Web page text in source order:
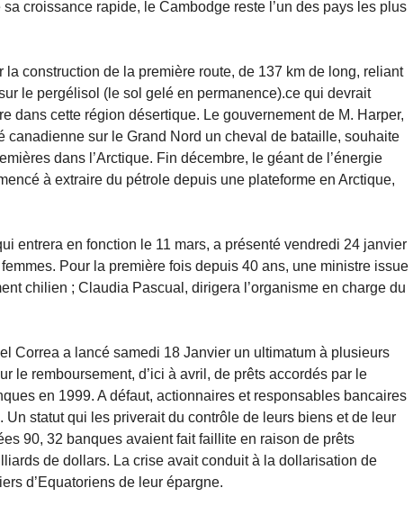
croissance rapide, le Cambodge reste l’un des pays les plus
la construction de la première route, de 137 km de long, reliant
le pergélisol (le sol gelé en permanence).ce qui devrait
dans cette région désertique. Le gouvernement de M. Harper,
canadienne sur le Grand Nord un cheval de bataille, souhaite
dans l’Arctique. Fin décembre, le géant de l’énergie
à extraire du pétrole depuis une plateforme en Arctique,
entrera en fonction le 11 mars, a présenté vendredi 24 janvier
Pour la première fois depuis 40 ans, une ministre issue
chilien ; Claudia Pascual, dirigera l’organisme en charge du
Correa a lancé samedi 18 Janvier un ultimatum à plusieurs
le remboursement, d’ici à avril, de prêts accordés par le
en 1999. A défaut, actionnaires et responsables bancaires
statut qui les priverait du contrôle de leurs biens et de leur
90, 32 banques avaient fait faillite en raison de prêts
de dollars. La crise avait conduit à la dollarisation de
d’Equatoriens de leur épargne.